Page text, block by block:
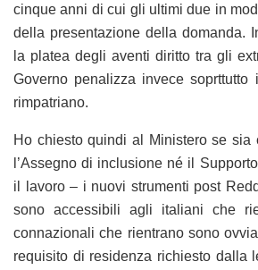
cinque anni di cui gli ultimi due in
della presentazione della domanda.
la platea degli aventi diritto tra gli
Governo penalizza invece soprttutto
rimpatriano.
Ho chiesto quindi al Ministero se sia
l’Assegno di inclusione né il
il lavoro – i nuovi strumenti post
sono accessibili agli italiani che
connazionali che rientrano sono
requisito di residenza richiesto dalla